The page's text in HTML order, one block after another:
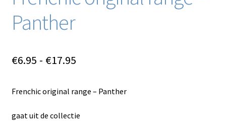
Panther
€6.95 - €17.95Prijsklasse:
tot
€17.95
Frenchic original range – Panther
gaat uit de collectie